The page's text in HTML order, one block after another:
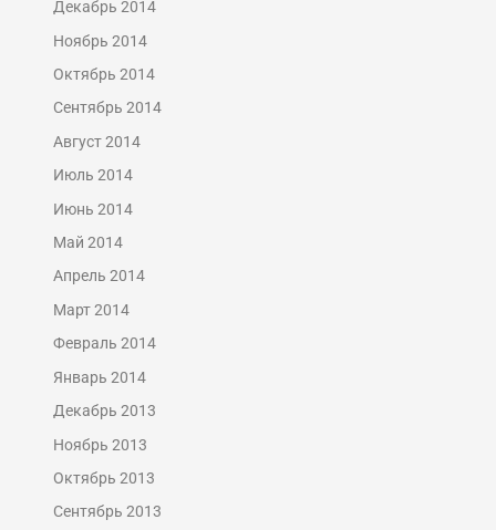
Декабрь 2014
Ноябрь 2014
Октябрь 2014
Сентябрь 2014
Август 2014
Июль 2014
Июнь 2014
Май 2014
Апрель 2014
Март 2014
Февраль 2014
Январь 2014
Декабрь 2013
Ноябрь 2013
Октябрь 2013
Сентябрь 2013